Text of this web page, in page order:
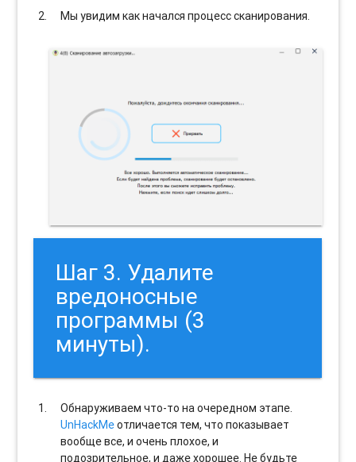
Мы увидим как начался процесс сканирования.
Шаг 3. Удалите
вредоносные
программы (3
минуты).
Обнаруживаем что-то на очередном этапе.
UnHackMeотличается тем, что показывает
вообще все, и очень плохое, и
подозрительное, и даже хорошее. Не будьте